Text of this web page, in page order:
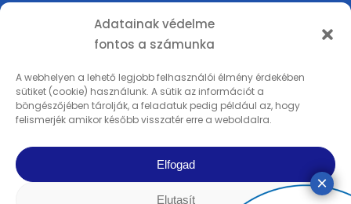
Adatainak védelme
fontos a számunka
A webhelyen a lehető legjobb felhasználói élmény érdekében
sütiket (cookie) használunk. A sütik az információt a
böngészőjében tárolják, a feladatuk pedig például az, hogy
felismerjék amikor később visszatér erre a weboldalra.
Elfogad
Elutasít
Információk
Karrier
Orvosképzés
Adatkezelési tájékoztató